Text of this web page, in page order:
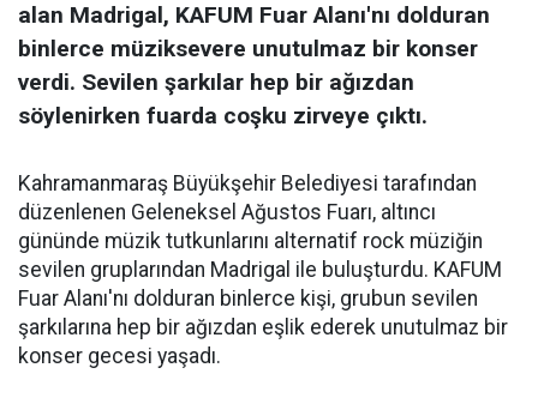
alan Madrigal, KAFUM Fuar Alanı'nı dolduran
binlerce müziksevere unutulmaz bir konser
verdi. Sevilen şarkılar hep bir ağızdan
söylenirken fuarda coşku zirveye çıktı.
Kahramanmaraş Büyükşehir Belediyesi tarafından
düzenlenen Geleneksel Ağustos Fuarı, altıncı
gününde müzik tutkunlarını alternatif rock müziğin
sevilen gruplarından Madrigal ile buluşturdu. KAFUM
Fuar Alanı'nı dolduran binlerce kişi, grubun sevilen
şarkılarına hep bir ağızdan eşlik ederek unutulmaz bir
konser gecesi yaşadı.